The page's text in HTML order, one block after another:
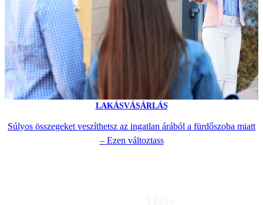
LAKÁSVÁSÁRLÁS
Súlyos összegeket veszíthetsz az ingatlan árából a fürdőszoba miatt
– Ezen változtass